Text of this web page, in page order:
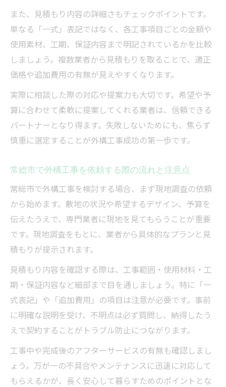
また、見積もり内容の詳細さもチェックポイントです。
単なる「一式」表記ではなく、各工事項目ごとの金額や
使用素材、工期、保証内容まで明記されているかを比較
しましょう。複数業者から見積もりを取ることで、適正
価格や追加費用の有無が見えやすくなります。
実際に相談した際の対応や提案力も大切です。希望や予
算に合わせて柔軟に提案してくれる業者は、信頼できる
パートナーとなり得ます。失敗しないためにも、焦らず
慎重に選定することが外構工事成功の第一歩です。
常総市で外構工事を依頼する際の流れと注意点
常総市で外構工事を検討する場合、まず現地調査の依頼
から始めます。敷地の状況や希望するデザイン、予算を
伝えたうえで、専門業者に現地を見てもらうことが重要
です。現地調査をもとに、業者から具体的なプランと見
積もりが提示されます。
見積もり内容を確認する際は、工事範囲・使用材料・工
期・保証内容など細部まで目を通しましょう。特に「一
式表記」や「追加費用」の項目は注意が必要です。事前
に明確な説明を受け、不明点は必ず質問し、納得したう
えで契約することがトラブル防止につながります。
工事中や完成後のアフターサービスの有無も確認しまし
ょう。万が一の不具合やメンテナンスに迅速に対応して
もらえるかが、長く安心して暮らすためのポイントとな